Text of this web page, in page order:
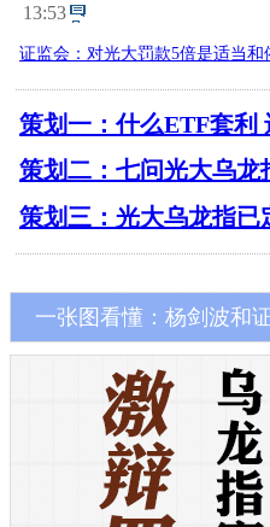
13:53
证监会：对光大罚款5倍是适当和
策划一：什么ETF套利
策划二：七问光大乌龙
策划三：光大乌龙指已
一张图看懂：杨剑波和